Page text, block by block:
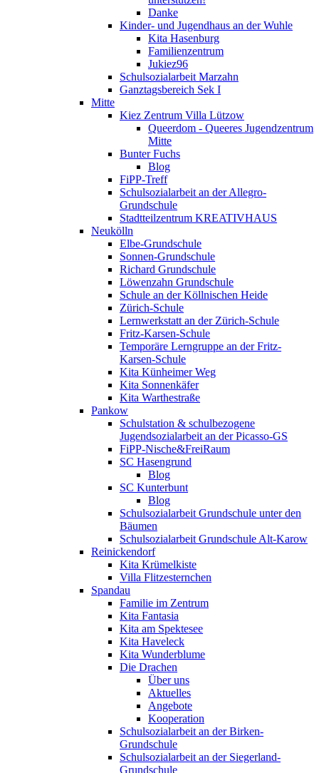
Danke
Kinder- und Jugendhaus an der Wuhle
Kita Hasenburg
Familienzentrum
Jukiez96
Schulsozialarbeit Marzahn
Ganztagsbereich Sek I
Mitte
Kiez Zentrum Villa Lützow
Queerdom - Queeres Jugendzentrum
Mitte
Bunter Fuchs
Blog
FiPP-Treff
Schulsozialarbeit an der Allegro-
Grundschule
Stadtteilzentrum KREATIVHAUS
Neukölln
Elbe-Grundschule
Sonnen-Grundschule
Richard Grundschule
Löwenzahn Grundschule
Schule an der Köllnischen Heide
Zürich-Schule
Lernwerkstatt an der Zürich-Schule
Fritz-Karsen-Schule
Temporäre Lerngruppe an der Fritz-
Karsen-Schule
Kita Künheimer Weg
Kita Sonnenkäfer
Kita Warthestraße
Pankow
Schulstation & schulbezogene
Jugendsozialarbeit an der Picasso-GS
FiPP-Nische&FreiRaum
SC Hasengrund
Blog
SC Kunterbunt
Blog
Schulsozialarbeit Grundschule unter den
Bäumen
Schulsozialarbeit Grundschule Alt-Karow
Reinickendorf
Kita Krümelkiste
Villa Flitzesternchen
Spandau
Familie im Zentrum
Kita Fantasia
Kita am Spektesee
Kita Haveleck
Kita Wunderblume
Die Drachen
Über uns
Aktuelles
Angebote
Kooperation
Schulsozialarbeit an der Birken-
Grundschule
Schulsozialarbeit an der Siegerland-
Grundschule